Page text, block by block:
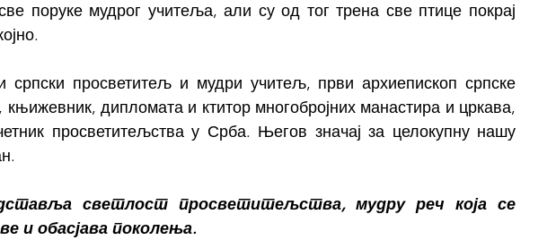
поруке мудрог учитеља, али су од тог трена све птице покрај
српски просветитељ и мудри учитељ, први архиепископ српске
дипломата и ктитор многобројних манастира и цркава,
просветитељства у Срба. Његов значај за целокупну нашу
светлост просветитељства, мудру реч која се
и обасјава поколења.